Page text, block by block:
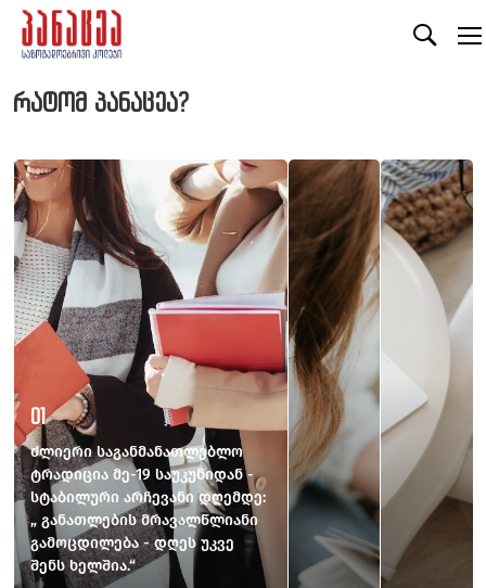
რატომ პანაცეა?
01
ძლიერი საგანმანათლებლო
ტრადიცია მე-19 საუკუნიდან -
სტაბილური არჩევანი დღემდე:
„ განათლების მრავალწლიანი
გამოცდილება - დღეს უკვე
შენს ხელშია.“